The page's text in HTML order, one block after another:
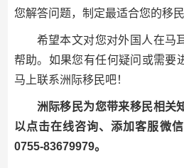
您解答问题，制定最适合您的移民
希望本文对您对外国人在马
帮助。如果您有任何疑问或需要
马上联系洲际移民吧！
洲际移民为您带来移民相关
以点击在线咨询、添加客服微
0755-83679979。